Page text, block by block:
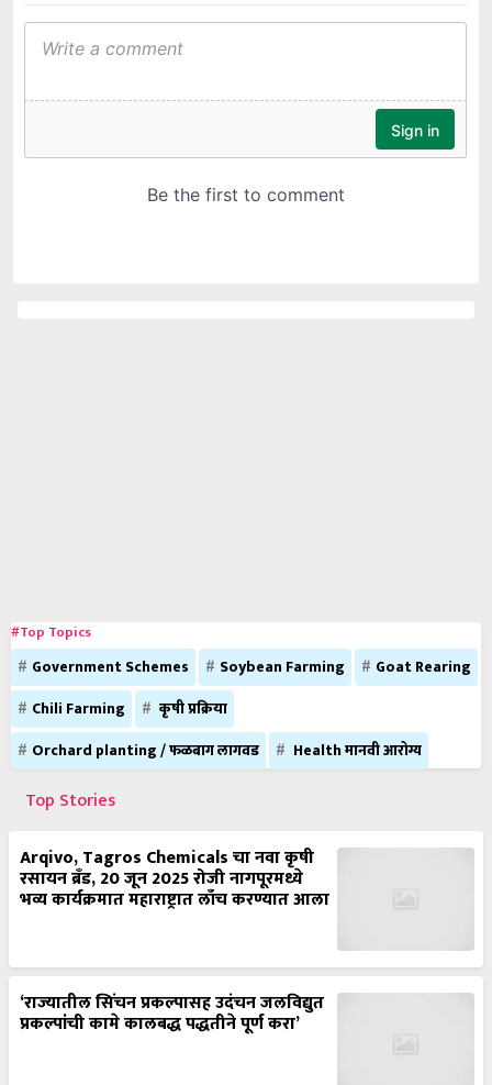
#Top Topics
Government Schemes Soybean Farming
Goat Rearing
Chili Farming
कृषी प्रक्रिया
Orchard planting / फळबाग लागवड
Health मानवी आरोग्य
Top Stories
Arqivo, Tagros Chemicals चा नवा कृषी
रसायन ब्रँड, 20 जून 2025 रोजी नागपूरमध्ये
भव्य कार्यक्रमात महाराष्ट्रात लाँच करण्यात आला
‘राज्यातील सिंचन प्रकल्पासह उदंचन जलविद्युत
प्रकल्पांची कामे कालबद्ध पद्धतीने पूर्ण करा’